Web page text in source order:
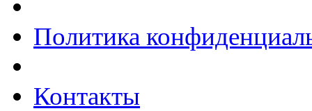
Политика
Контакты